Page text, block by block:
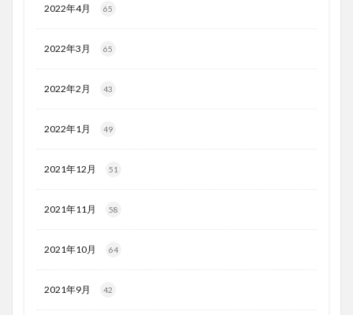
2022年4月 65
2022年3月 65
2022年2月 43
2022年1月 49
2021年12月 51
2021年11月 58
2021年10月 64
2021年9月 42